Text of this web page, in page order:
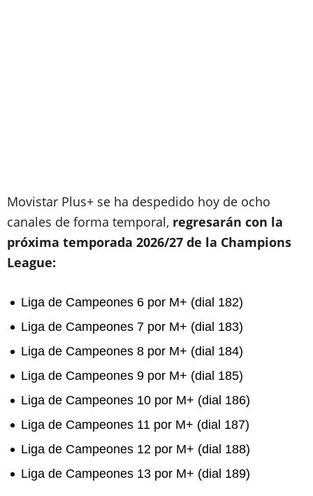
Movistar Plus+ se ha despedido hoy de ocho
canales de forma temporal, regresarán con la
próxima temporada 2026/27 de la Champions
League:
Liga de Campeones 6 por M+ (dial 182)
Liga de Campeones 7 por M+ (dial 183)
Liga de Campeones 8 por M+ (dial 184)
Liga de Campeones 9 por M+ (dial 185)
Liga de Campeones 10 por M+ (dial 186)
Liga de Campeones 11 por M+ (dial 187)
Liga de Campeones 12 por M+ (dial 188)
Liga de Campeones 13 por M+ (dial 189)